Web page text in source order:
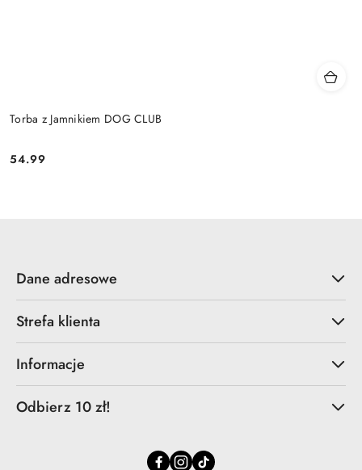
Torba z Jamnikiem DOG CLUB
Cena:
54.99
Dane adresowe
Strefa klienta
Informacje
Odbierz 10 zł!